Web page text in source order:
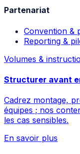
Partenariat
Convention &
Reporting &
Volumes &
Structurer avant
Cadrez montage,
équipes ; nos
les cas sensibles.
En savoir plus